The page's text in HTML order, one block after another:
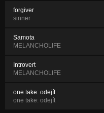
forgiver
sinner
Samota
MELANCHOLIFE
Introvert
MELANCHOLIFE
one take: odejít
one take: odejít